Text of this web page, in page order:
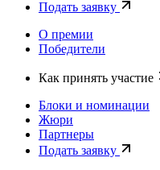
Подать заявку
О премии
Победители
Как принять участие
Блоки и номинации
Жюри
Партнеры
Подать заявку